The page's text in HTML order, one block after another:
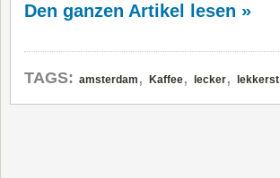
Den ganzen Artikel lesen »
TAGS: amsterdam , Kaffee, lecker, lekkerst